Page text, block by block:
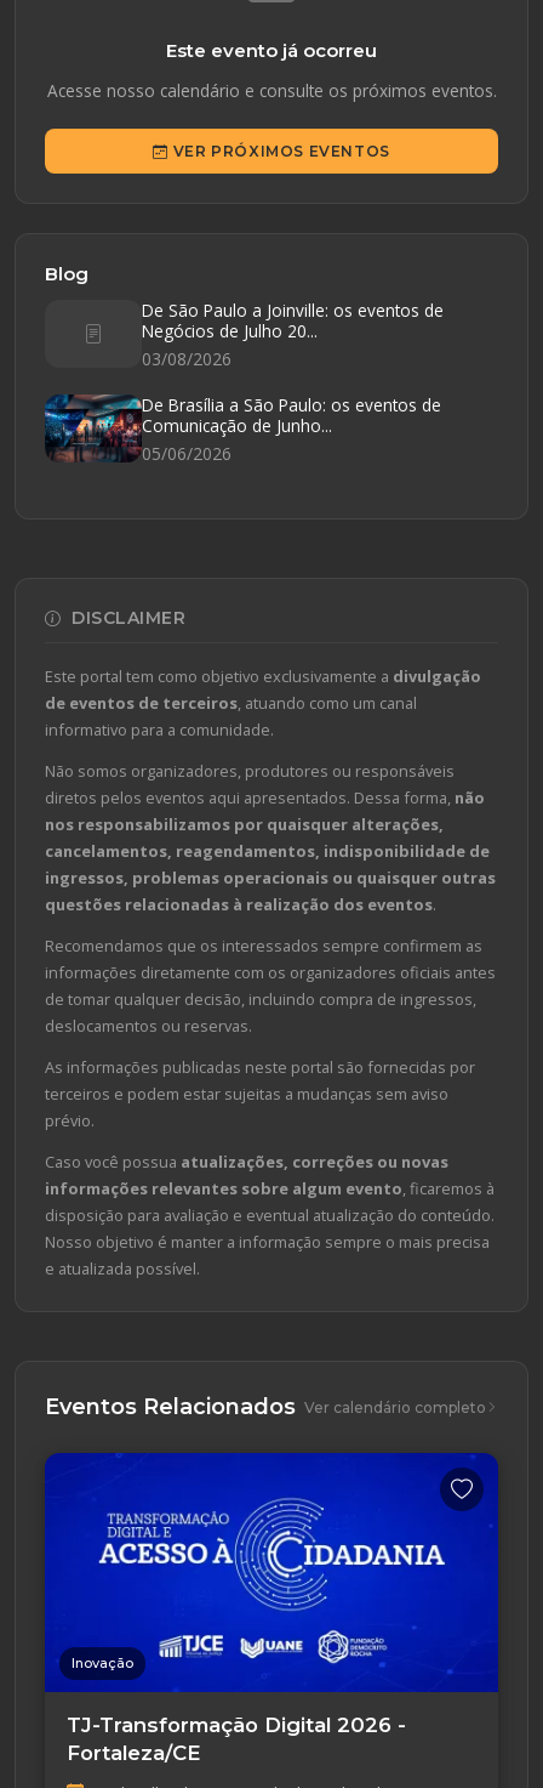
Este evento já ocorreu
Acesse nosso calendário e consulte os próximos eventos.
VER PRÓXIMOS EVENTOS
Blog
De São Paulo a Joinville: os eventos de
Negócios de Julho 20...
03/08/2026
De Brasília a São Paulo: os eventos de
Comunicação de Junho...
05/06/2026
DISCLAIMER
Este portal tem como objetivo exclusivamente a divulgação
de eventos de terceiros, atuando como um canal
informativo para a comunidade.
Não somos organizadores, produtores ou responsáveis
diretos pelos eventos aqui apresentados. Dessa forma, não
nos responsabilizamos por quaisquer alterações,
cancelamentos, reagendamentos, indisponibilidade de
ingressos, problemas operacionais ou quaisquer outras
questões relacionadas à realização dos eventos.
Recomendamos que os interessados sempre confirmem as
informações diretamente com os organizadores oficiais antes
de tomar qualquer decisão, incluindo compra de ingressos,
deslocamentos ou reservas.
As informações publicadas neste portal são fornecidas por
terceiros e podem estar sujeitas a mudanças sem aviso
prévio.
Caso você possua atualizações, correções ou novas
informações relevantes sobre algum evento, ficaremos à
disposição para avaliação e eventual atualização do conteúdo.
Nosso objetivo é manter a informação sempre o mais precisa
e atualizada possível.
Eventos Relacionados Ver calendário completo
Inovação
TJ-Transformação Digital 2026 -
Fortaleza/CE